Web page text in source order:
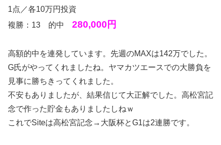
1点／各10万円投資
複勝：13 的中 280,000円
高額的中を連発しています。先週のMAXは142万でした。
G氏がやってくれましたね。ヤマカツエースでの大勝負を
見事に勝ちきってくれました。
不安もありましたが、結果信じて大正解でした。高松宮記
念で作った貯金もありましたしねｗ
これでSiteは高松宮記念→大阪杯とG1は2連勝です。